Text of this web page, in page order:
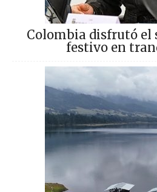
Colombia disfrutó el
festivo en